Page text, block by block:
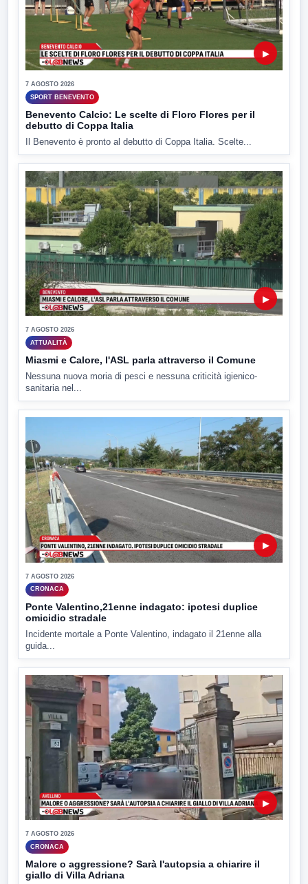
▶
7 AGOSTO 2026
SPORT BENEVENTO
Benevento Calcio: Le scelte di Floro Flores per il
debutto di Coppa Italia
Il Benevento è pronto al debutto di Coppa Italia. Scelte...
▶
7 AGOSTO 2026
ATTUALITÀ
Miasmi e Calore, l'ASL parla attraverso il Comune
Nessuna nuova moria di pesci e nessuna criticità igienico-
sanitaria nel...
▶
7 AGOSTO 2026
CRONACA
Ponte Valentino,21enne indagato: ipotesi duplice
omicidio stradale
Incidente mortale a Ponte Valentino, indagato il 21enne alla
guida...
▶
7 AGOSTO 2026
CRONACA
Malore o aggressione? Sarà l'autopsia a chiarire il
giallo di Villa Adriana